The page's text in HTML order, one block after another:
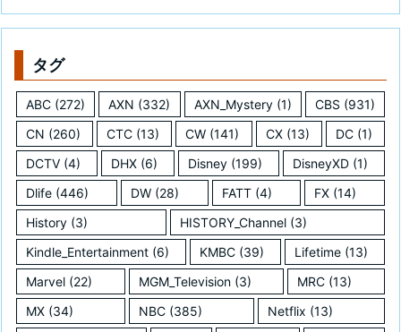
タグ
ABC (272) AXN (332) AXN_Mystery(1) CBS (931)
CN (260) CTC (13) CW (141) CX(13) DC(1)
DCTV (4) DHX (6) Disney (199) DisneyXD (1)
Dlife (446) DW (28) FATT(4) FX(14)
History (3) HISTORY_Channel(3)
Kindle_Entertainment (6) KMBC (39) Lifetime (13)
Marvel (22) MGM_Television(3) MRC (13)
MX (34) NBC (385) Netflix (13)